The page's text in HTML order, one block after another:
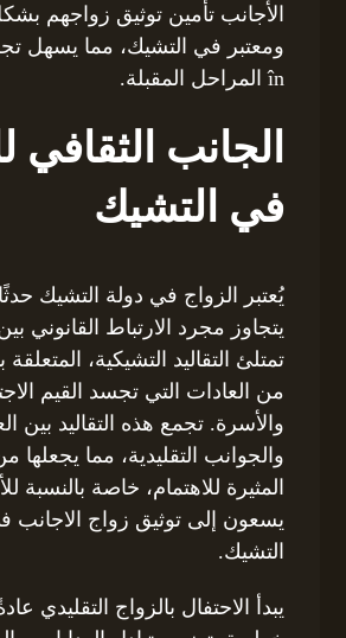
الأجانب تأمين توثيق زواجهم
ومعتبر في التشيك، مما يسهل
în المراحل المقبلة.
الجانب الثقافي
في التشيك
يُعتبر الزواج في دولة التشيك حدثًا
يتجاوز مجرد الارتباط القانوني
تمتلئ التقاليد التشيكية، المتعلقة
من العادات التي تجسد القيم
والأسرة. تجمع هذه التقاليد بين
والجوانب التقليدية، مما يجعلها
المثيرة للاهتمام، خاصة بالنسبة
يسعون إلى توثيق زواج الاجانب
التشيك.
يبدأ الاحتفال بالزواج التقليدي